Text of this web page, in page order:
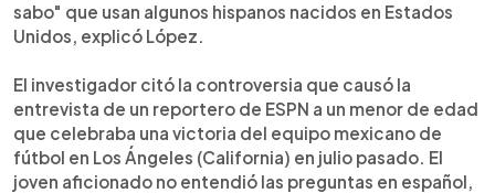
sabo" que usan algunos hispanos nacidos en Estados
Unidos, explicó López.
El investigador citó la controversia que causó la
entrevista de un reportero de ESPN a un menor de edad
que celebraba una victoria del equipo mexicano de
fútbol en Los Ángeles (California) en julio pasado. El
joven aficionado no entendió las preguntas en español,